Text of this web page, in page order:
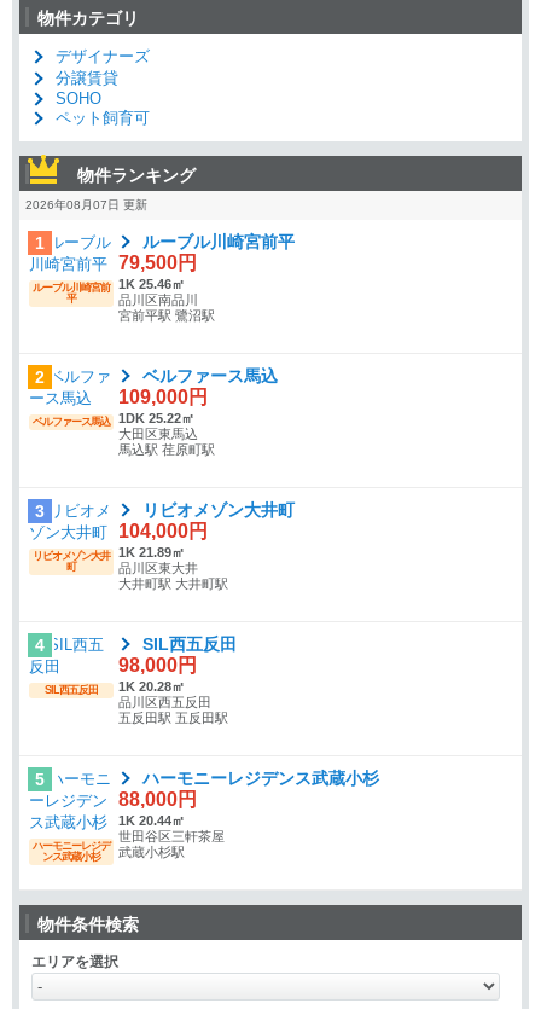
物件カテゴリ
デザイナーズ
分譲賃貸
SOHO
ペット飼育可
物件ランキング
2026年08月07日 更新
1
ルーブル川崎宮前
平
ルーブル川崎宮前平
79,500円
1K 25.46㎡
品川区南品川
宮前平駅 鷺沼駅
2
ベルファース馬込
ベルファース馬込
109,000円
1DK 25.22㎡
大田区東馬込
馬込駅 荏原町駅
3
リビオメゾン大井
町
リビオメゾン大井町
104,000円
1K 21.89㎡
品川区東大井
大井町駅 大井町駅
4
SIL西五反田
SIL西五反田
98,000円
1K 20.28㎡
品川区西五反田
五反田駅 五反田駅
5
ハーモニーレジデ
ンス武蔵小杉
ハーモニーレジデンス武蔵小杉
88,000円
1K 20.44㎡
世田谷区三軒茶屋
武蔵小杉駅
物件条件検索
エリアを選択